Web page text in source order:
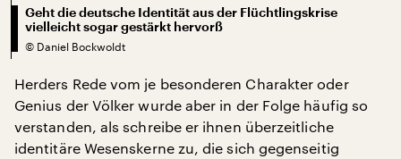
Geht die deutsche Identität aus der Flüchtlingskrise
vielleicht sogar gestärkt hervorß
© Daniel Bockwoldt
Herders Rede vom je besonderen Charakter oder
Genius der Völker wurde aber in der Folge häufig so
verstanden, als schreibe er ihnen überzeitliche
identitäre Wesenskerne zu, die sich gegenseitig